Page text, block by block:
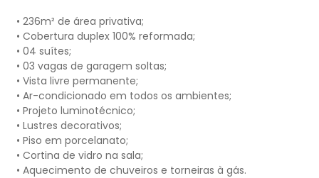
• 236m² de área privativa;
• Cobertura duplex 100% reformada;
• 04 suítes;
• 03 vagas de garagem soltas;
• Vista livre permanente;
• Ar-condicionado em todos os ambientes;
• Projeto luminotécnico;
• Lustres decorativos;
• Piso em porcelanato;
• Cortina de vidro na sala;
• Aquecimento de chuveiros e torneiras à gás.